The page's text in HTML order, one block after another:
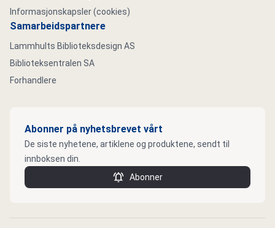
Informasjonskapsler (cookies)
Samarbeidspartnere
Lammhults Biblioteksdesign AS
Biblioteksentralen SA
Forhandlere
Abonner på nyhetsbrevet vårt
De siste nyhetene, artiklene og produktene, sendt til
innboksen din.
Abonner